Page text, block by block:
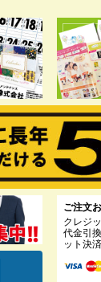
ご注文
クレジ
代金引
ット決